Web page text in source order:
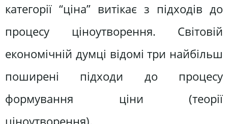
категорії “ціна” витікає з підходів до
процесу ціноутворення. Світовій
економічній думці відомі три найбільш
поширені підходи до процесу
формування ціни (теорії